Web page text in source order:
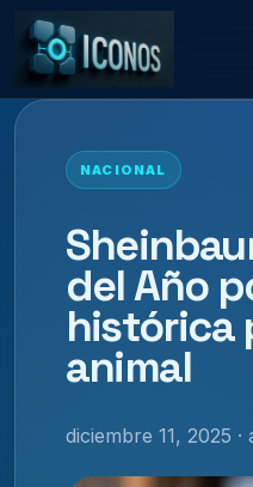
NACIONAL
del Año
histórica
animal
diciembre 11, 2025 ·